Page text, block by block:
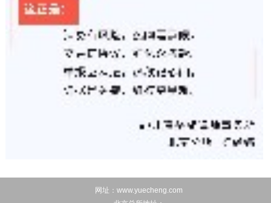
网址：www.yuecheng.com